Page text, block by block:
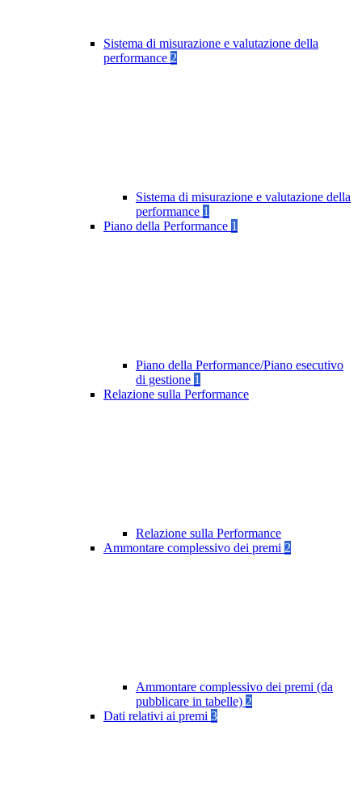
Sistema di misurazione e valutazione della
performance 2
Sistema di misurazione e valutazione della
performance 1
Piano della Performance 1
Piano della Performance/Piano esecutivo
di gestione 1
Relazione sulla Performance
Relazione sulla Performance
Ammontare complessivo dei premi 2
Ammontare complessivo dei premi (da
pubblicare in tabelle) 2
Dati relativi ai premi 3